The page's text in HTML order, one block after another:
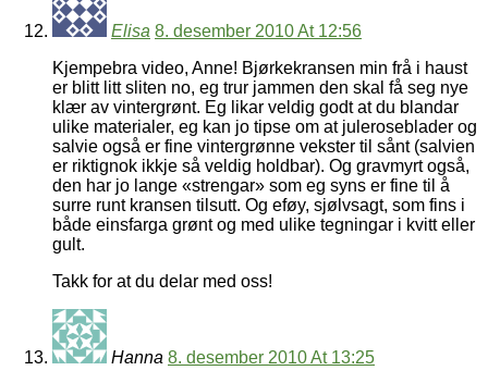
Elisa 8. desember 2010 At 12:56
Kjempebra video, Anne! Bjørkekransen min frå i haust
er blitt litt sliten no, eg trur jammen den skal få seg nye
klær av vintergrønt. Eg likar veldig godt at du blandar
ulike materialer, eg kan jo tipse om at juleroseblader og
salvie også er fine vintergrønne vekster til sånt (salvien
er riktignok ikkje så veldig holdbar). Og gravmyrt også,
den har jo lange «strengar» som eg syns er fine til å
surre runt kransen tilsutt. Og eføy, sjølvsagt, som fins i
både einsfarga grønt og med ulike tegningar i kvitt eller
gult.
Takk for at du delar med oss!
Hanna 8. desember 2010 At 13:25